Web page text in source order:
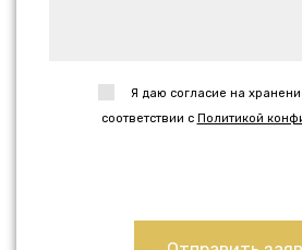
Я даю согласие на
соответствии с Политикой